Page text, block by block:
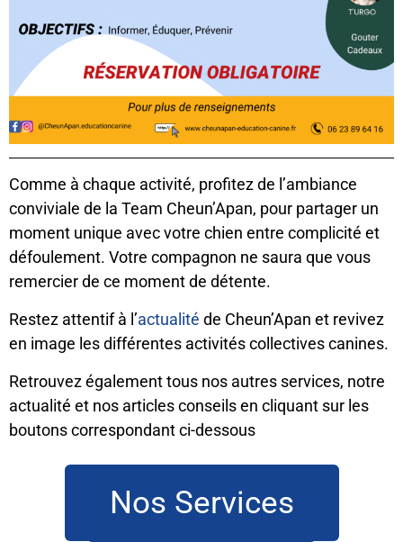
Comme à chaque activité, profitez de l’ambiance
conviviale de la Team Cheun’Apan, pour partager un
moment unique avec votre chien entre complicité et
défoulement. Votre compagnon ne saura que vous
remercier de ce moment de détente.
Restez attentif à l’actualité de Cheun’Apan et revivez
en image les différentes activités collectives canines.
Retrouvez également tous nos autres services, notre
actualité et nos articles conseils en cliquant sur les
boutons correspondant ci-dessous
Nos Services